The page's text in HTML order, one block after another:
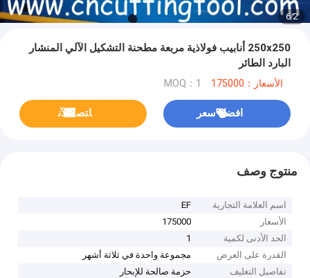
2
/
6
250x250 أنابيب فولاذية مربعة مطحنة التشكيل الآلي المنشار
البارد الطائر
الأسعار：175000 MOQ：1
افضل سعر ﺎﺘﺼﻟ ﺍﻶﻧ
منتوج وصف
اسم العلامة التجارية
EF
الأسعار
175000
الحد الأدنى لكمية
1
القدرة على العرض
مجموعة واحدة في ثلاثة أشهر
تفاصيل التغليف
حزمة صالحة للإبحار